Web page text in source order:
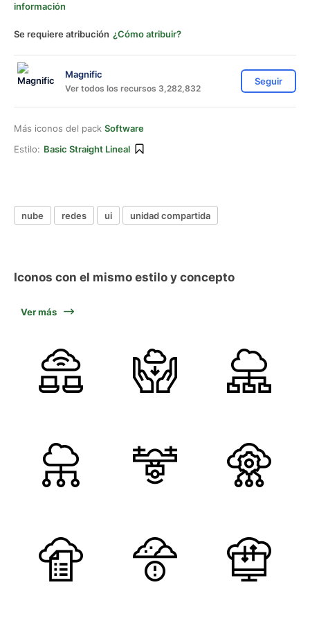
información
Se requiere atribución ¿Cómo atribuir?
Magnific
Ver todos los recursos 3,282,832
Seguir
Más iconos del pack Software
Estilo: Basic Straight Lineal
nube redes ui unidad compartida
Iconos con el mismo estilo y concepto
Ver más